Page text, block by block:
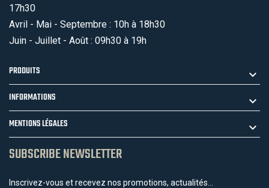
17h30
Avril - Mai - Septembre : 10h à 18h30
Juin - Juillet - Août : 09h30 à 19h
PRODUITS
INFORMATIONS
MENTIONS LÉGALES
SUBSCRIBE NEWSLETTER
Inscrivez-vous et recevez nos promotions, actualités...